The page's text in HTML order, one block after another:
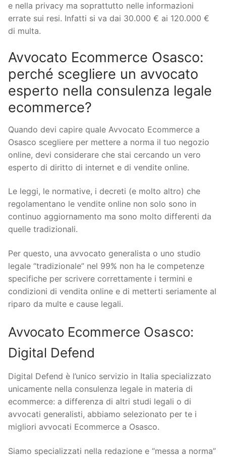
e nella privacy ma soprattutto nelle informazioni
errate sui resi. Infatti si va dai 30.000 € ai 120.000 €
di multa.
Avvocato Ecommerce Osasco:
perché scegliere un avvocato
esperto nella consulenza legale
ecommerce?
Quando devi capire quale Avvocato Ecommerce a
Osasco scegliere per mettere a norma il tuo negozio
online, devi considerare che stai cercando un vero
esperto di diritto di internet e di vendite online.
Le leggi, le normative, i decreti (e molto altro) che
regolamentano le vendite online non solo sono in
continuo aggiornamento ma sono molto differenti da
quelle tradizionali.
Per questo, una avvocato generalista o uno studio
legale “tradizionale” nel 99% non ha le competenze
specifiche per scrivere correttamente i termini e
condizioni di vendita online e di metterti seriamente al
riparo da multe e cause legali.
Avvocato Ecommerce Osasco:
Digital Defend
Digital Defend è l’unico servizio in Italia specializzato
unicamente nella consulenza legale in materia di
ecommerce: a differenza di altri studi legali o di
avvocati generalisti, abbiamo selezionato per te i
migliori avvocati Ecommerce a Osasco.
Siamo specializzati nella redazione e “messa a norma”